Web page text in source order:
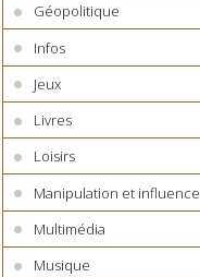
Géopolitique
Infos
Jeux
Livres
Loisirs
Manipulation et influence
Multimédia
Musique